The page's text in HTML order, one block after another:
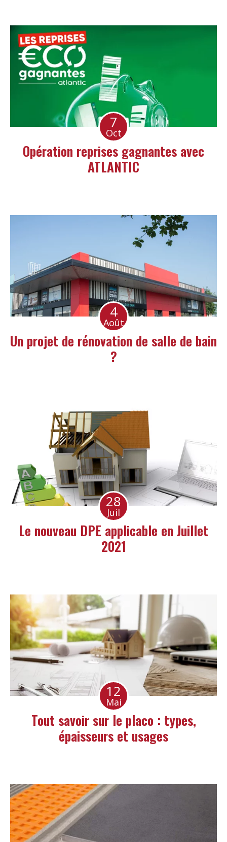
7
Oct
Opération reprises gagnantes avec
ATLANTIC
4
Août
Un projet de rénovation de salle de bain
?
28
Juil
Le nouveau DPE applicable en Juillet
2021
12
Mai
Tout savoir sur le placo : types,
épaisseurs et usages